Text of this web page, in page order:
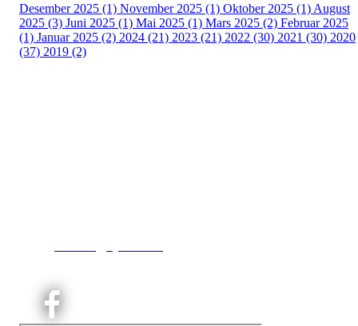
Desember 2025 (1) November 2025 (1) Oktober 2025 (1) August
2025 (3) Juni 2025 (1) Mai 2025 (1) Mars 2025 (2) Februar 2025
(1) Januar 2025 (2) 2024 (21) 2023 (21) 2022 (30) 2021 (30) 2020
(37) 2019 (2)